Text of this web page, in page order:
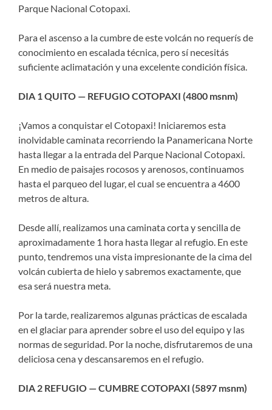
Parque Nacional Cotopaxi.
Para el ascenso a la cumbre de este volcán no requerís de
conocimiento en escalada técnica, pero sí necesitás
suficiente aclimatación y una excelente condición física.
DIA 1 QUITO — REFUGIO COTOPAXI (4800 msnm)
¡Vamos a conquistar el Cotopaxi! Iniciaremos esta
inolvidable caminata recorriendo la Panamericana Norte
hasta llegar a la entrada del Parque Nacional Cotopaxi.
En medio de paisajes rocosos y arenosos, continuamos
hasta el parqueo del lugar, el cual se encuentra a 4600
metros de altura.
Desde allí, realizamos una caminata corta y sencilla de
aproximadamente 1 hora hasta llegar al refugio. En este
punto, tendremos una vista impresionante de la cima del
volcán cubierta de hielo y sabremos exactamente, que
esa será nuestra meta.
Por la tarde, realizaremos algunas prácticas de escalada
en el glaciar para aprender sobre el uso del equipo y las
normas de seguridad. Por la noche, disfrutaremos de una
deliciosa cena y descansaremos en el refugio.
DIA 2 REFUGIO — CUMBRE COTOPAXI (5897 msnm)